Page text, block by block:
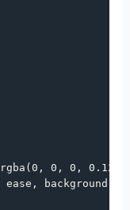
rgba (0 , 0 , 0 , 0.12
ease ,
background-